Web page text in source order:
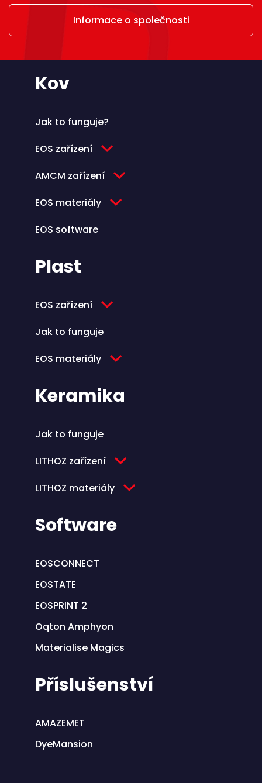
Informace o společnosti
Kov
Jak to funguje?
EOS zařízení
AMCM zařízení
EOS materiály
EOS software
Plast
EOS zařízení
Jak to funguje
EOS materiály
Keramika
Jak to funguje
LITHOZ zařízení
LITHOZ materiály
Software
EOSCONNECT
EOSTATE
EOSPRINT 2
Oqton Amphyon
Materialise Magics
Příslušenství
AMAZEMET
DyeMansion